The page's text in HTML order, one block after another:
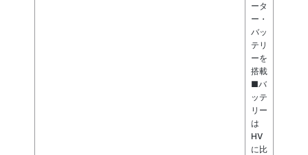
ータ
ー・
バッ
テリ
ーを
搭載
■バ
ッテ
リー
は
HV
に比